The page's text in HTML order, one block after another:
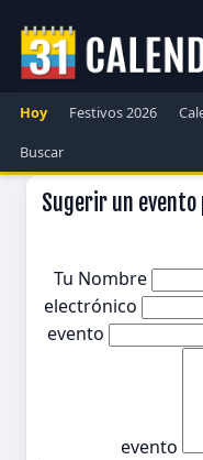
Hoy Festivos 2026
Buscar
Sugerir un evento
Tu Nombre
electrónico
evento
evento